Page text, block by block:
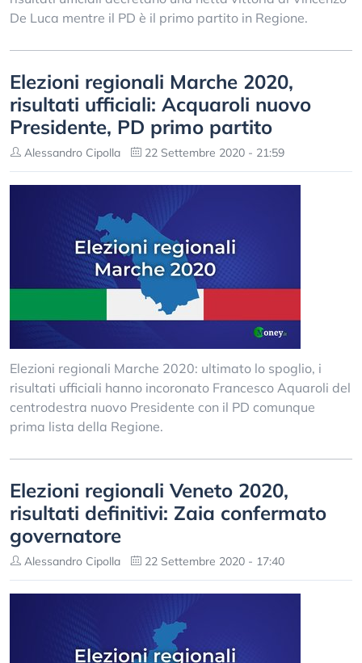
De Luca mentre il PD è il primo partito in Regione.
Elezioni regionali Marche 2020,
risultati ufficiali: Acquaroli nuovo
Presidente, PD primo partito
Alessandro Cipolla 22 Settembre 2020 - 21:59
Elezioni regionali Marche 2020: ultimato lo spoglio, i
risultati ufficiali hanno incoronato Francesco Aquaroli del
centrodestra nuovo Presidente con il PD comunque
prima lista della Regione.
Elezioni regionali Veneto 2020,
risultati definitivi: Zaia confermato
governatore
Alessandro Cipolla 22 Settembre 2020 - 17:40